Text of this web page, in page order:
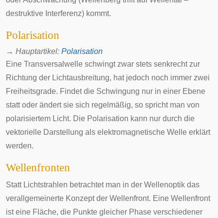
destruktive Interferenz) kommt.
Polarisation
→ Hauptartikel: Polarisation
Eine Transversalwelle schwingt zwar stets senkrecht zur
Richtung der Lichtausbreitung, hat jedoch noch immer zwei
Freiheitsgrade. Findet die Schwingung nur in einer Ebene
statt oder ändert sie sich regelmäßig, so spricht man von
polarisiertem Licht. Die Polarisation kann nur durch die
vektorielle Darstellung als elektromagnetische Welle erklärt
werden.
Wellenfronten
Statt Lichtstrahlen betrachtet man in der Wellenoptik das
verallgemeinerte Konzept der Wellenfront. Eine Wellenfront
ist eine Fläche, die Punkte gleicher Phase verschiedener